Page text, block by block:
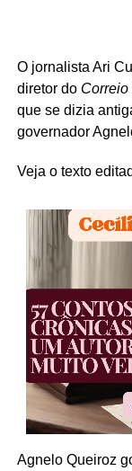
O jornalista Ari
diretor do
que se dizia
governador
Veja o texto
Agnelo Queiroz